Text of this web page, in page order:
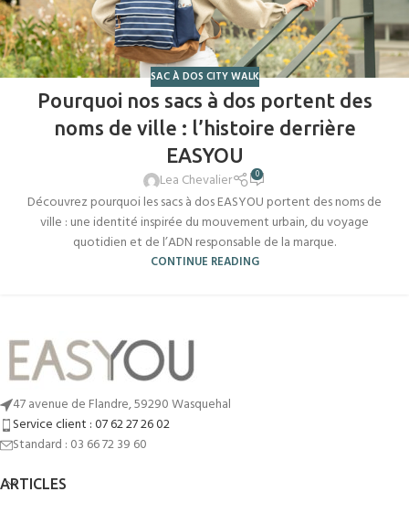
SAC À DOS CITY WALK
Pourquoi nos sacs à dos portent des
noms de ville : l’histoire derrière
EASYOU
Lea Chevalier 0
Découvrez pourquoi les sacs à dos EASYOU portent des noms de
ville : une identité inspirée du mouvement urbain, du voyage
quotidien et de l’ADN responsable de la marque.
CONTINUE READING
47 avenue de Flandre, 59290 Wasquehal
Service client : 07 62 27 26 02
Standard : 03 66 72 39 60
ARTICLES